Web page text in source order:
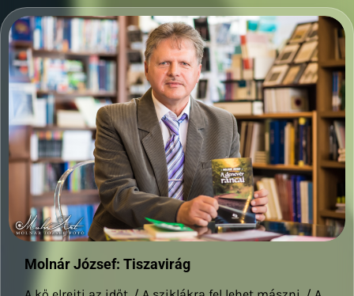
Molnár József: Tiszavirág